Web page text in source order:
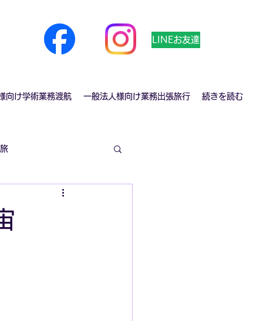
LINEお友達
向け学術業務渡航 一般法人様向け業務出張旅行 続きを読む